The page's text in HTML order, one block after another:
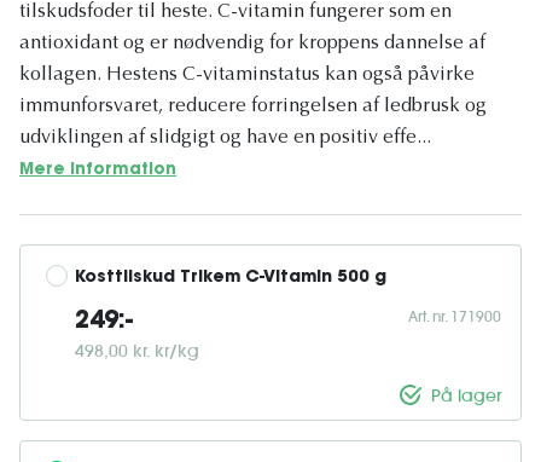
tilskudsfoder til heste. C-vitamin fungerer som en
antioxidant og er nødvendig for kroppens dannelse af
kollagen. Hestens C-vitaminstatus kan også påvirke
immunforsvaret, reducere forringelsen af ​​ledbrusk og
udviklingen af ​​slidgigt og have en positiv effe...
Mere information
Kosttilskud Trikem C-Vitamin 500 g
249:-
498,00 kr. kr/kg
Art. nr. 171900
På lager